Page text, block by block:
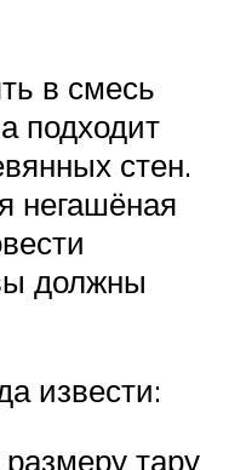
в смесь
подходит
стен.
негашёная
должны
извести:
тару